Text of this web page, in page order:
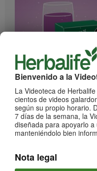
Bienvenido a la
La Videoteca de
cientos de videos
según su propio horario.
7 días de la semana, la
diseñada para apoyarlo
manteniéndolo bien
Nota legal
¡Impulsa cada momento!
Conoce el nuevo sabor mora de
cada momento